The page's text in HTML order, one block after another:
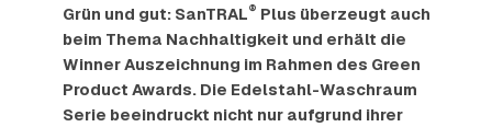
Grün und gut: SanTRAL® Plus überzeugt auch
beim Thema Nachhaltigkeit und erhält die
Winner Auszeichnung im Rahmen des Green
Product Awards. Die Edelstahl-Waschraum
Serie beeindruckt nicht nur aufgrund ihrer